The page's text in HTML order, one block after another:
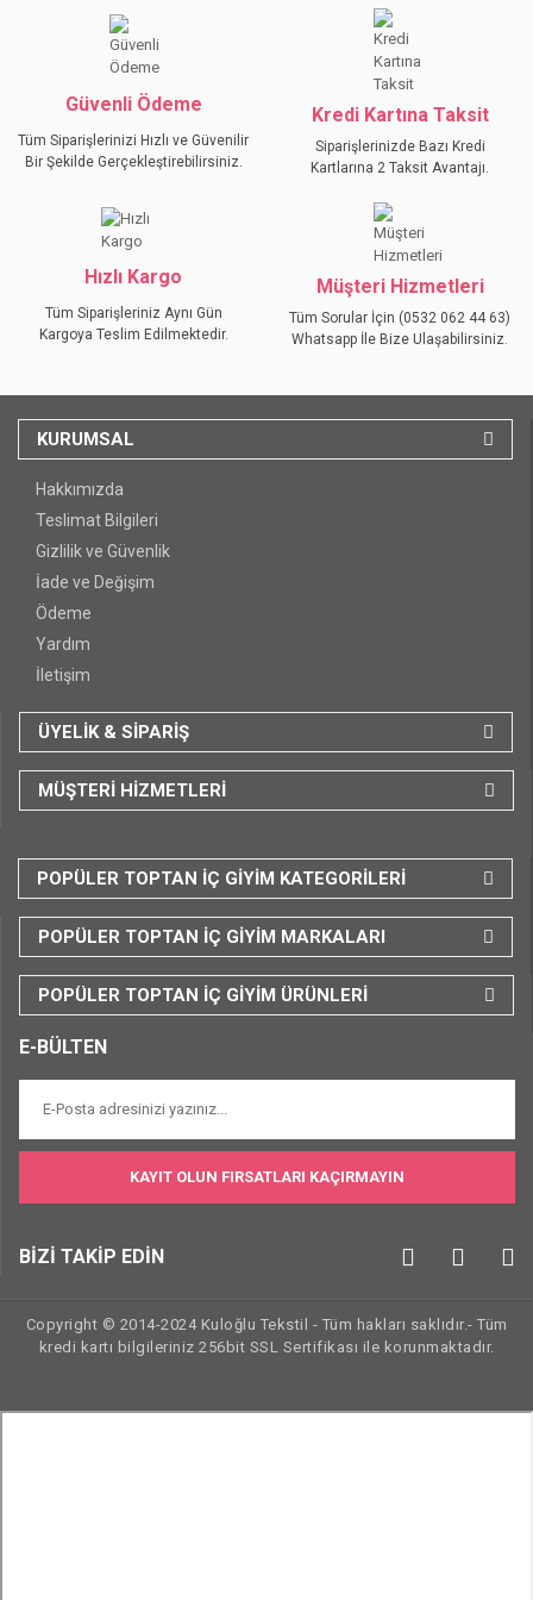
Ürün fiyatı diğer sitelerden daha pahalı.
Bu ürüne benzer farklı alternatifler olmalı.
Güvenli Ödeme
Tüm Siparişlerinizi Hızlı ve Güvenilir
Bir Şekilde Gerçekleştirebilirsiniz.
Kredi Kartına Taksit
Siparişlerinizde Bazı Kredi
Kartlarına 2 Taksit Avantajı.
Hızlı Kargo
Tüm Siparişleriniz Aynı Gün
Kargoya Teslim Edilmektedir.
Müşteri Hizmetleri
Tüm Sorular İçin (0532 062 44 63)
Whatsapp İle Bize Ulaşabilirsiniz.
KURUMSAL
Hakkımızda
Teslimat Bilgileri
Gizlilik ve Güvenlik
İade ve Değişim
Ödeme
Yardım
İletişim
ÜYELİK & SİPARİŞ
MÜŞTERİ HİZMETLERİ
POPÜLER TOPTAN İÇ GİYİM KATEGORİLERİ
POPÜLER TOPTAN İÇ GİYİM MARKALARI
POPÜLER TOPTAN İÇ GİYİM ÜRÜNLERİ
E-BÜLTEN
KAYIT OLUN FIRSATLARI KAÇIRMAYIN
BİZİ TAKİP EDİN
Copyright © 2014-2024 Kuloğlu Tekstil - Tüm hakları saklıdır.- Tüm
kredi kartı bilgileriniz 256bit SSL Sertifikası ile korunmaktadır.